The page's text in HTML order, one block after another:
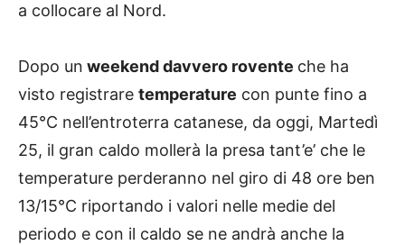
a collocare al Nord.
Dopo un weekend davvero rovente che ha
visto registrare temperature con punte fino a
45°C nell’entroterra catanese, da oggi, Martedì
25, il gran caldo mollerà la presa tant’e’ che le
temperature perderanno nel giro di 48 ore ben
13/15°C riportando i valori nelle medie del
periodo e con il caldo se ne andrà anche la